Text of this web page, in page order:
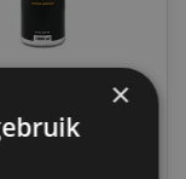
AIRO Top -
×